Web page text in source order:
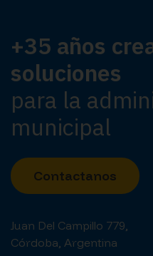
Juan Del Campillo 779,
Córdoba, Argentina
+35 años
soluciones
para la
municipal
Contactanos